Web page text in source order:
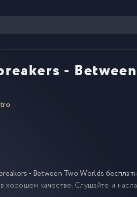
-
- Between Two Worlds
хорошем качестве. Слушайте и